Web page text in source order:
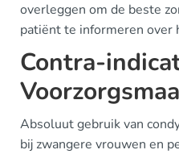
overleggen om de beste
patiënt te informeren over
Contra-
Absoluut gebruik van
bij zwangere vrouwen en